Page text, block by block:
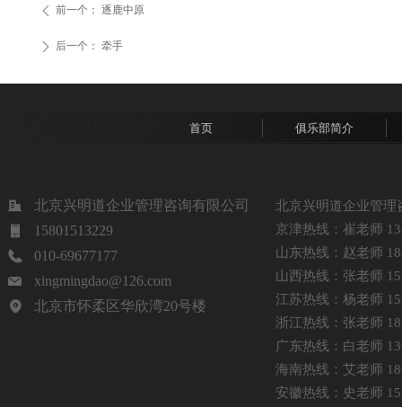
ꄴ 前一个： 逐鹿中原
ꄲ 后一个： 牵手
首页 俱乐部简介
北京兴明道企业管理咨询有限公司
15801513229
010-69677177
xingmingdao@126.com
北京市怀柔区华欣湾20号楼
北京兴明道企业管
京津热线：崔老师
山东热线：赵老师
山西热线：张老师
江苏热线：杨老师
浙江热线：张老师
广东热线：白老师
海南热线：艾老师
安徽热线：史老师